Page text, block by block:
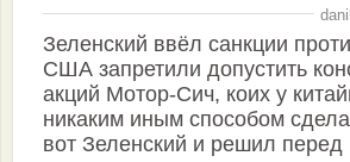
Зеленский ввёл санкции
США запретили допустить
акций Мотор-Сич, коих у
никаким иным способом
вот Зеленский и решил